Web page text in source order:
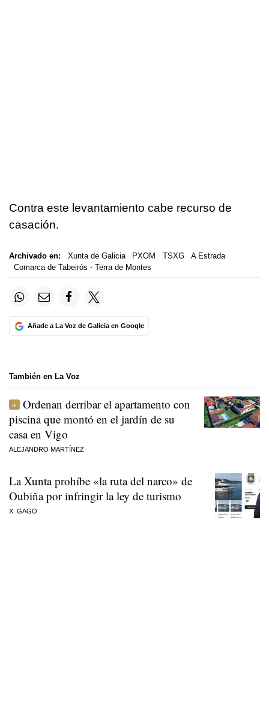
Contra este levantamiento cabe recurso de
casación.
Archivado en: Xunta de Galicia PXOM TSXG
A Estrada
Comarca de Tabeirós - Terra de Montes
Añade a La Voz de Galicia en Google
También en La Voz
Ordenan derribar el apartamento con
piscina que montó en el jardín de su
casa en Vigo
ALEJANDRO MARTÍNEZ
La Xunta prohíbe «la ruta del narco» de
Oubiña por infringir la ley de turismo
X. GAGO